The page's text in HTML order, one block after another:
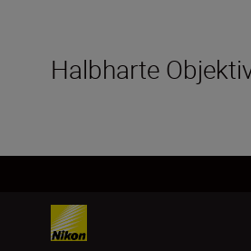
Halbharte